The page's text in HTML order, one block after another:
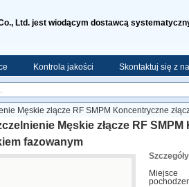
Ltd. jest wiodącym dostawcą
Kontrola jakości Skontaktuj się z
Męskie złącze RF SMPM Koncentryczne
Męskie złącze RF
fazowanym
Miejsce